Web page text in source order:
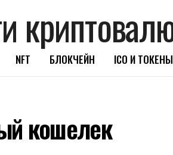
NFT БЛОКЧЕЙН ICO И ТОКЕНЫ
кошелек